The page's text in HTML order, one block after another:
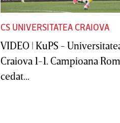
CS UNIVERSITATEA CRAIOVA
VIDEO | KuPS -
Craiova 1-1. Campioana
cedat...